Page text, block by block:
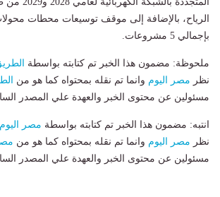
الرياح، بالإضافة إلى موقف توسيعات محطات
بإجمالي 5 مشروعات.
ملحوظة: مضمون هذا الخبر تم كتابته بواسطة
نظر مصر اليوم وانما تم نقله بمحتواه كما هو من
مسئولين عن محتوى الخبر والعهدة علي المصدر
انتبه: مضمون هذا الخبر تم كتابته بواسطة مصر اليوم
نظر مصر اليوم وانما تم نقله بمحتواه كما هو من
مسئولين عن محتوى الخبر والعهدة علي المصدر